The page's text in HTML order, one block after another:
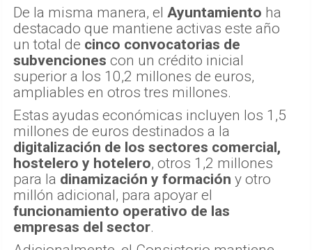
De la misma manera, el Ayuntamiento ha
destacado que mantiene activas este año
un total de cinco convocatorias de
subvenciones con un crédito inicial
superior a los 10,2 millones de euros,
ampliables en otros tres millones.
Estas ayudas económicas incluyen los 1,5
millones de euros destinados a la
digitalización de los sectores comercial,
hostelero y hotelero, otros 1,2 millones
para la dinamización y formación y otro
millón adicional, para apoyar el
funcionamiento operativo de las
empresas del sector.